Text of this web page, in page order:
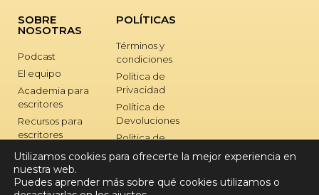
SOBRE
NOSOTRAS
Podcast
El equipo
Academia para
escritores
Recursos para
escritores
Retiros para
escritores
Nuestros libros
POLÍTICAS
Términos y
condiciones
Política de
Privacidad
Política de
Devoluciones
Política de
Cookies
SOPORTE
Utilizamos cookies para ofrecerte la mejor experiencia en
nuestra web.
Puedes aprender más sobre qué cookies utilizamos o